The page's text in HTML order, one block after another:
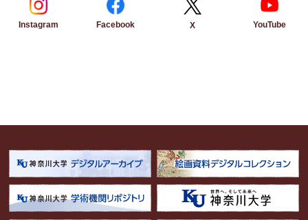
Instagram Facebook X YouTube